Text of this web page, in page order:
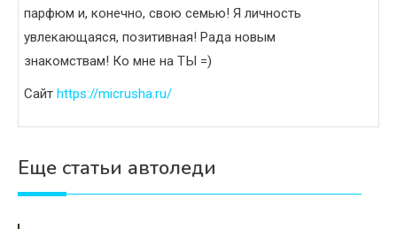
парфюм и, конечно, свою семью! Я личность
увлекающаяся, позитивная! Рада новым
знакомствам! Ко мне на ТЫ =)
Сайт https://micrusha.ru/
Еще статьи автоледи